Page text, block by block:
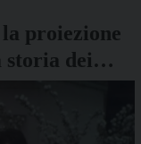
proiezione
storia dei